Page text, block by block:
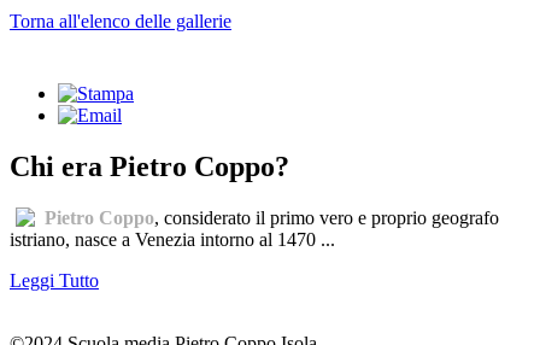
Torna all'elenco delle gallerie
Chi era Pietro Coppo?
Pietro Coppo, considerato il primo vero e proprio geografo
istriano, nasce a Venezia intorno al 1470 ...
Leggi Tutto